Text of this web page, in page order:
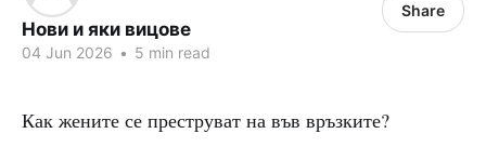
Нови и яки вицове
04 Jun 2026 • 5 min read
Share
Как жените се преструват на във връзките?